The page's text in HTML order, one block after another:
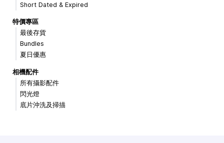
Short Dated & Expired
特價專區
最後存貨
Bundles
夏日優惠
相機配件
所有攝影配件
閃光燈
底片沖洗及掃描